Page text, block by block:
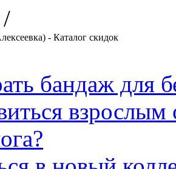
/
- Каталог скидок
бандаж для